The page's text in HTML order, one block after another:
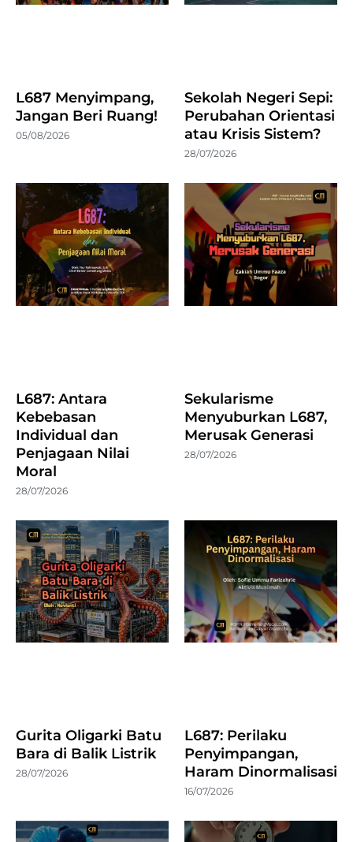
L687 Menyimpang,
Jangan Beri Ruang!
05/08/2026
Sekolah Negeri Sepi:
Perubahan Orientasi
atau Krisis Sistem?
28/07/2026
L687: Antara
Kebebasan
Individual dan
Penjagaan Nilai
Moral
28/07/2026
Sekularisme
Menyuburkan L687,
Merusak Generasi
28/07/2026
Gurita Oligarki Batu
Bara di Balik Listrik
28/07/2026
L687: Perilaku
Penyimpangan,
Haram Dinormalisasi
16/07/2026